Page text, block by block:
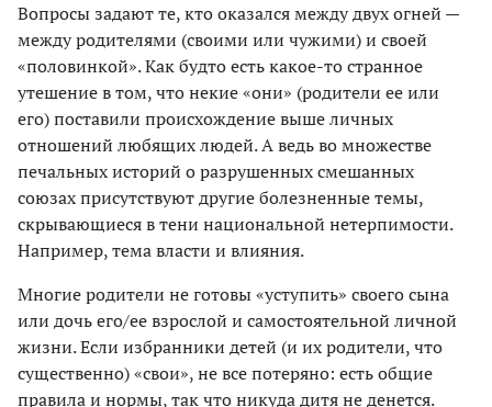
Вопросы задают те, кто оказался между двух огней —
между родителями (своими или чужими) и своей
«половинкой». Как будто есть какое-то странное
утешение в том, что некие «они» (родители ее или
его) поставили происхождение выше личных
отношений любящих людей. А ведь во множестве
печальных историй о разрушенных смешанных
союзах присутствуют другие болезненные темы,
скрывающиеся в тени национальной нетерпимости.
Например, тема власти и влияния.
Многие родители не готовы «уступить» своего сына
или дочь его/ее взрослой и самостоятельной личной
жизни. Если избранники детей (и их родители, что
существенно) «свои», не все потеряно: есть общие
правила и нормы, так что никуда дитя не денется.